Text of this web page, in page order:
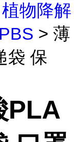
植物降解
> 薄
袋 保
PLA